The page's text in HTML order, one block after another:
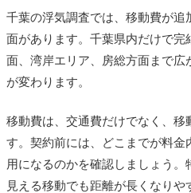
千葉の浮気調査では、移動費が
面があります。千葉県内だけで
面、湾岸エリア、房総方面まで
が変わります。
移動費は、交通費だけでなく、移
す。契約前には、どこまでが料
用になるのかを確認しましょう
見える移動でも距離が長くなり